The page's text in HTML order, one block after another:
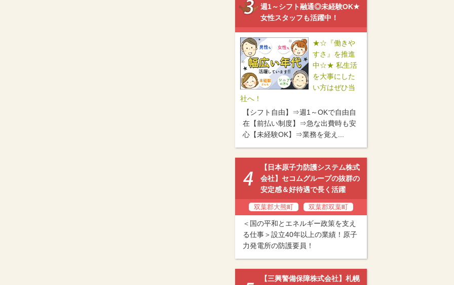
週1～シフト融通◎未経験OK★
女性スタッフも活躍中！
★☆『働きや
すさ』を推進
中☆★ 私生活
を大事にした
い方はぜひ当
社へ！
【シフト自由】⇒週1～OKで自由自
在【前払い制度】⇒急な出費時も安
心【未経験OK】⇒業務を覚え...
【日本原子力防護システム株式
会社】セコムグループの抜群の
安定感＆好待遇で長く活躍
双葉郡大熊町 双葉郡双葉町
＜国の平和とエネルギー政策を支え
る仕事＞設立40年以上の業績！原子
力発電所の防護要員！
【三興警備保障株式会社】札幌